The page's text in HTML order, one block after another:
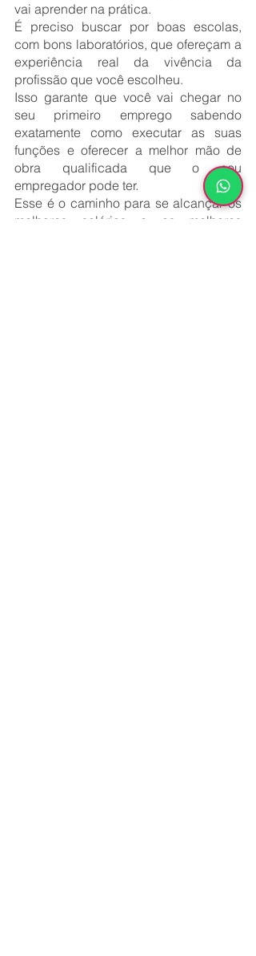
vai aprender na prática.
É preciso buscar por boas escolas,
com bons laboratórios, que ofereçam a
experiência real da vivência da
profissão que você escolheu.
Isso garante que você vai chegar no
seu primeiro emprego sabendo
exatamente como executar as suas
funções e oferecer a melhor mão de
obra qualificada que o seu
empregador pode ter.
Esse é o caminho para se alcançar os
melhores salários e as melhores